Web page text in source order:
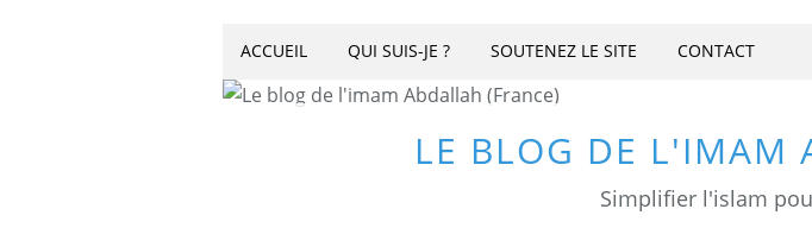
LE BLOG DE L'IMAM
Simplifier l'islam
ACCUEIL QUI SUIS-JE ? SOUTENEZ LE SITE CONTACT